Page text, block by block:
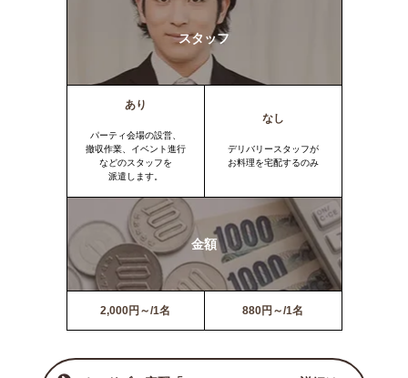
スタッフ
あり
パーティ会場の設営、
撤収作業、イベント進行
などのスタッフを
派遣します。
なし
デリバリースタッフが
お料理を宅配するのみ
金額
2,000円～/1名 880円～/1名